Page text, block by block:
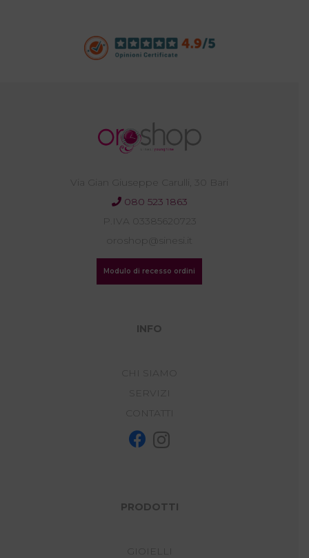
Via Gian Giuseppe Carulli, 30 Bari
080 523 1863
P.IVA 03385620723
oroshop@sinesi.it
Modulo di recesso ordini
INFO
CHI SIAMO
SERVIZI
CONTATTI
PRODOTTI
GIOIELLI